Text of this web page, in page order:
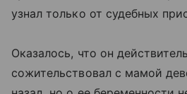
узнал только от судебных
Оказалось, что он
сожительствовал с мамой